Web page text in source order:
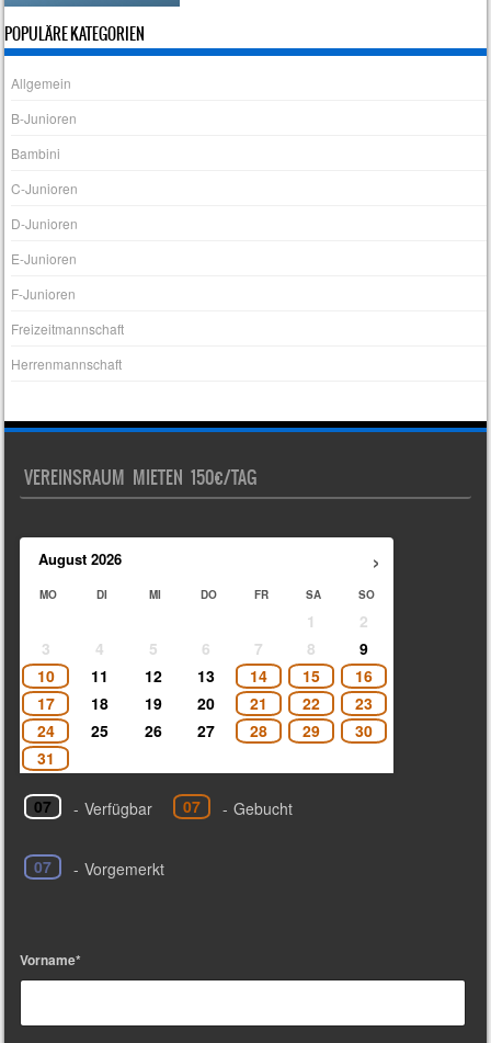
POPULÄRE KATEGORIEN
Allgemein
B-Junioren
Bambini
C-Junioren
D-Junioren
E-Junioren
F-Junioren
Freizeitmannschaft
Herrenmannschaft
VEREINSRAUM MIETEN 150€/TAG
›
August 2026
MO DI MI DO FR SA SO
1
2
3
4 5 6 7 8
9
10
11 12 13 14 15
16
17
18 19 20 21 22
23
24
25 26 27 28 29
30
31
07 - Verfügbar 07 - Gebucht
07 - Vorgemerkt
Vorname*